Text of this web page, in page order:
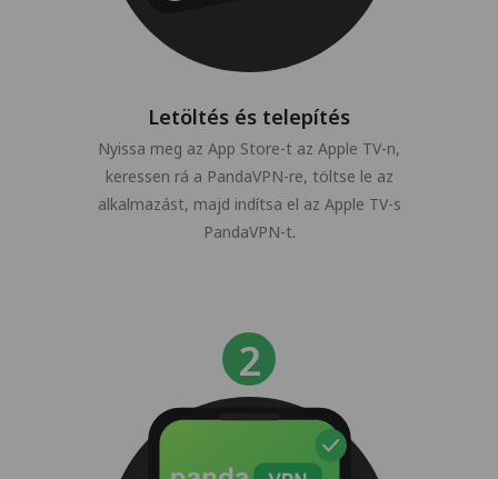
Letöltés és telepítés
Nyissa meg az App Store-t az Apple TV-n,
keressen rá a PandaVPN-re, töltse le az
alkalmazást, majd indítsa el az Apple TV-s
PandaVPN-t.